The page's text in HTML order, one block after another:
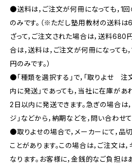
●送料は，ご注文が何冊になっても，1
のみです。（※ただし塾用教材の送料は
ざって，ご注文された場合は，送料680
合は，送料は，ご注文が何冊になっても
円のみです。）
●「種類を選択する」で，「取りよせ
内に発送」であっても，当社に在庫があ
2日以内に発送できます。急ぎの場合は
ジ」などから，納期などを，問い合わせて
●取りよせの場合で，メーカーにて，品
ことがあります。この場合は，ご注文は
なります。お客様に，金銭的なご負担は